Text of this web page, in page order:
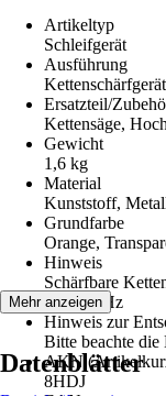
Artikeltyp
Schleifgerät
Ausführung
Kettenschärfgerät
Ersatzteil/
Kettensäge,
Gewicht
1,6 kg
Material
Kunststoff,
Grundfarbe
Orange,
Hinweis
Schärfbare
V~ / 50 Hz
Hinweis zur
Bitte beachte
AKN
8HDJ
Mehr anzeigen
Datenblätter